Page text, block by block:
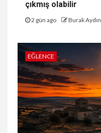
çıkmış olabilir
2 gün ago Burak Aydın
EĞLENCE